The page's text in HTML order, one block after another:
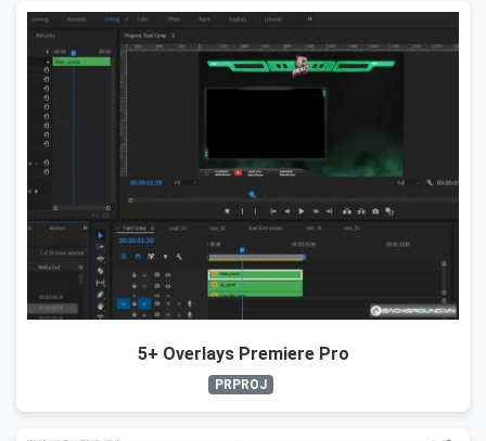
5+ Overlays Premiere Pro
PRPROJ